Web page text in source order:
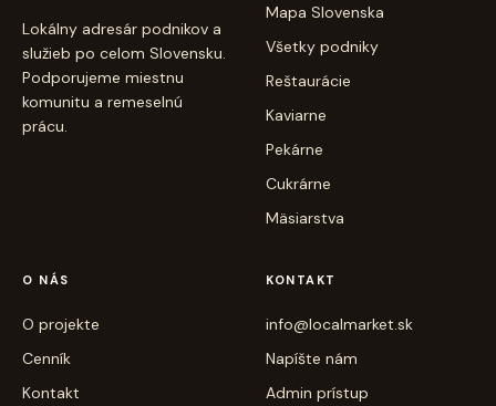
Lokálny adresár podnikov a
služieb po celom Slovensku.
Podporujeme miestnu
komunitu a remeselnú
prácu.
Mapa Slovenska
Všetky podniky
Reštaurácie
Kaviarne
Pekárne
Cukrárne
Mäsiarstva
O NÁS
O projekte
Cenník
Kontakt
KONTAKT
info@localmarket.sk
Napíšte nám
Admin prístup